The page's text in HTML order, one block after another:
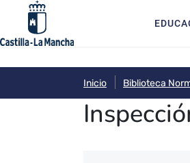
Pasar al contenido principal
Inicio Biblioteca